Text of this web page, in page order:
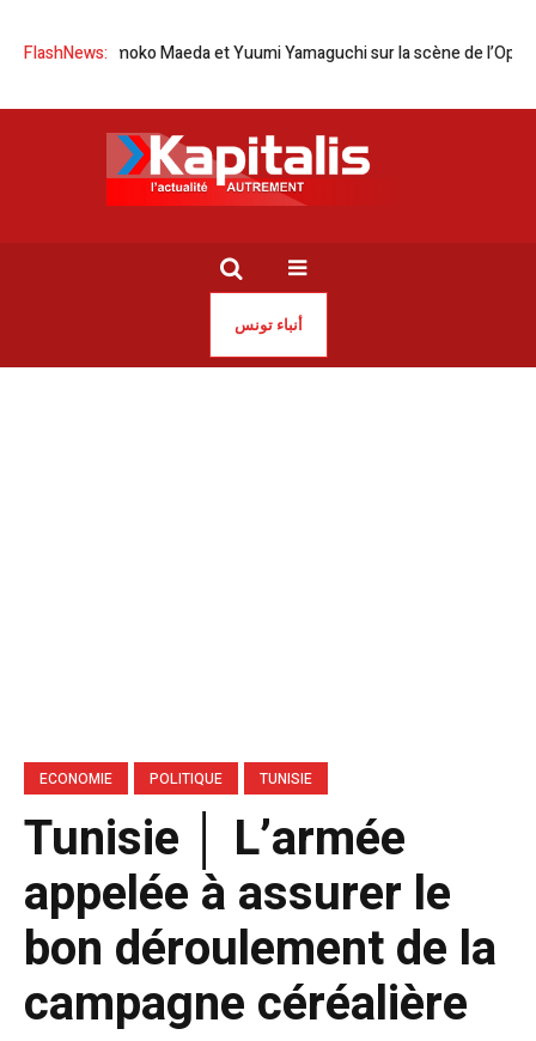
FlashNews:
| Tomoko Maeda et Yuumi Yamaguchi sur la scène de l’Opéra de
أنباء تونس
ECONOMIE POLITIQUE TUNISIE
Tunisie │ L’armée
appelée à assurer le
bon déroulement de la
campagne céréalière